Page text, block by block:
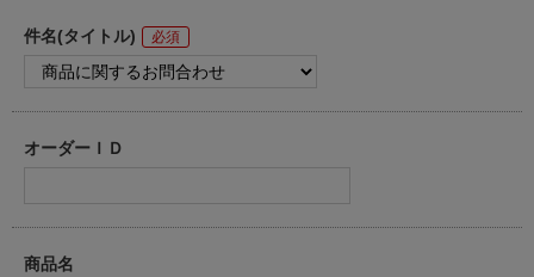
件名(タイトル)
オーダーＩＤ
商品名